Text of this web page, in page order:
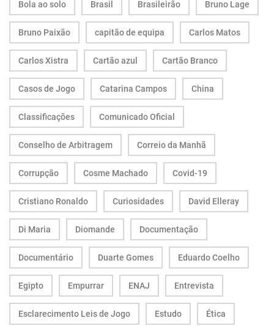
Bola ao solo Brasil Brasileirão Bruno Lage
Bruno Paixão capitão de equipa Carlos Matos
Carlos Xistra Cartão azul Cartão Branco
Casos de Jogo Catarina Campos China
Classificações Comunicado Oficial
Conselho de Arbitragem Correio da Manhã
Corrupção Cosme Machado Covid-19
Cristiano Ronaldo Curiosidades David Elleray
Di Maria Diomande Documentação
Documentário Duarte Gomes Eduardo Coelho
Egipto Empurrar ENAJ Entrevista
Esclarecimento Leis de Jogo Estudo Ética